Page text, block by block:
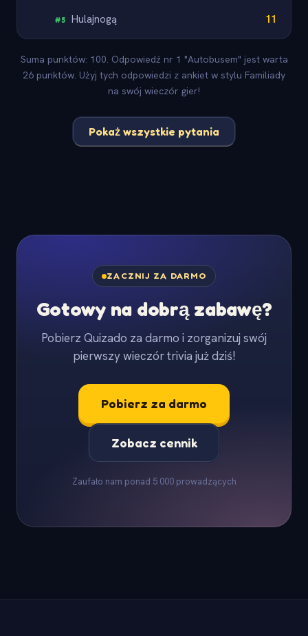
#5 Hulajnogą 11
Suma punktów: 100. Odpowiedź nr 1 "Autobusem" jest warta
26 punktów. Użyj tych odpowiedzi z ankiet w stylu Familiady
na swój wieczór gier!
Pokaż wszystkie pytania
ZACZNIJ ZA DARMO
Gotowy na dobrą zabawę?
Pobierz Quizado za darmo i zorganizuj swój
pierwszy wieczór trivia już dziś!
Pobierz za darmo
Zobacz cennik
Zaufało nam ponad 5 000 prowadzących